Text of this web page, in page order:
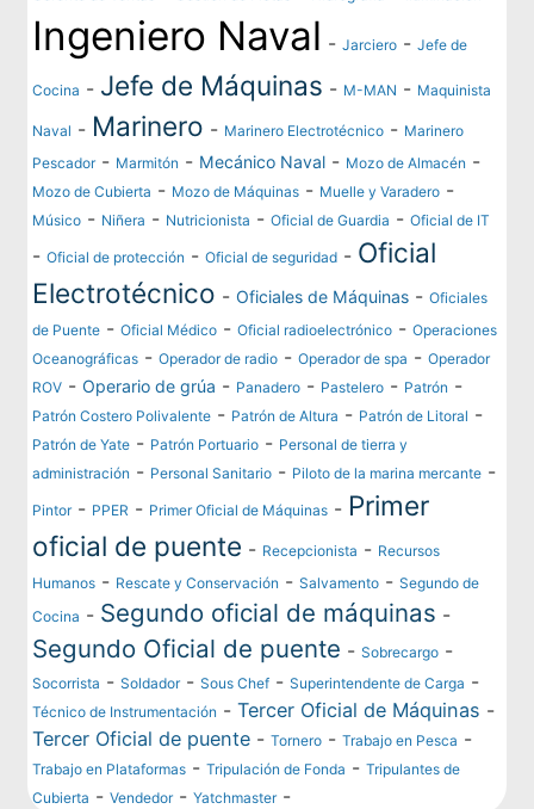
Ingeniero Naval -Jarciero -Jefe de
Cocina - Jefe de Máquinas - M-MAN - Maquinista
Naval - Marinero - Marinero Electrotécnico - Marinero
Pescador- Marmitón - Mecánico Naval - Mozo de Almacén -
Mozo de Cubierta - Mozo de Máquinas - Muelle y Varadero -
Músico - Niñera - Nutricionista -Oficial de Guardia -Oficial de IT
-Oficial de protección -Oficial de seguridad - Oficial
Electrotécnico -Oficiales de Máquinas -Oficiales
de Puente -Oficial Médico -Oficial radioelectrónico -Operaciones
Oceanográficas -Operador de radio -Operador de spa -Operador
ROV -Operario de grúa - Panadero - Pastelero - Patrón -
Patrón Costero Polivalente - Patrón de Altura - Patrón de Litoral -
Patrón de Yate - Patrón Portuario - Personal de tierra y
administración - Personal Sanitario - Piloto de la marina mercante -
Pintor- PPER - Primer Oficial de Máquinas - Primer
oficial de puente - Recepcionista - Recursos
Humanos - Rescate y Conservación -Salvamento -Segundo de
Cocina - Segundo oficial de máquinas -
Segundo Oficial de puente -Sobrecargo -
Socorrista -Soldador-Sous Chef -Superintendente de Carga -
Técnico de Instrumentación -Tercer Oficial de Máquinas -
Tercer Oficial de puente -Tornero -Trabajo en Pesca -
Trabajo en Plataformas -Tripulación de Fonda -Tripulantes de
Cubierta -Vendedor-Yatchmaster-